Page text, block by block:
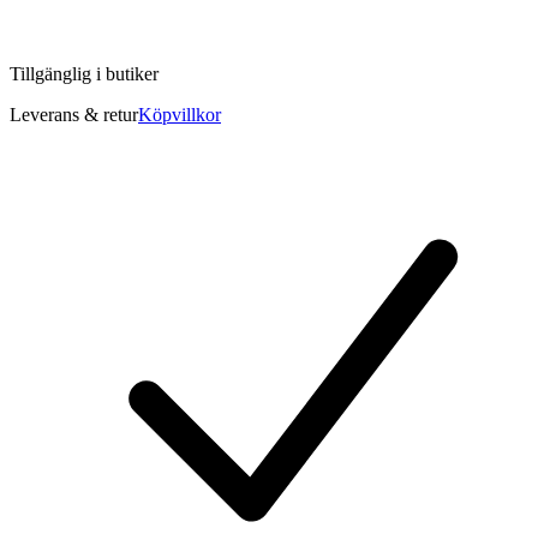
Tillgänglig i butiker
Leverans & returKöpvillkor